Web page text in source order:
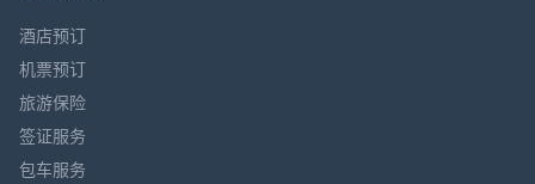
酒店预订
机票预订
旅游保险
签证服务
包车服务